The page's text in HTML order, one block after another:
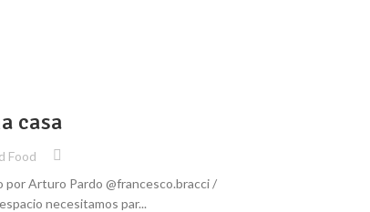
casa
Food
Arturo Pardo @francesco.bracci /
necesitamos par...